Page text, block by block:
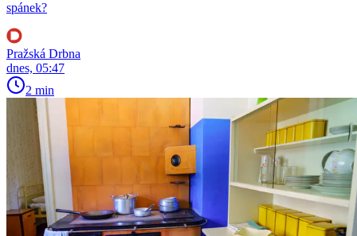
spánek?
Pražská Drbna
dnes, 05:47
2 min